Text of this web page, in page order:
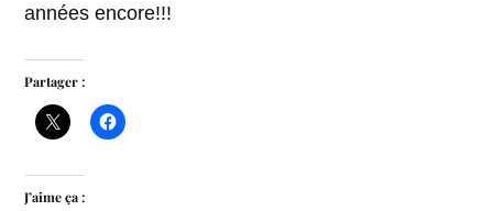
années encore!!!
Partager :
J’aime ça :